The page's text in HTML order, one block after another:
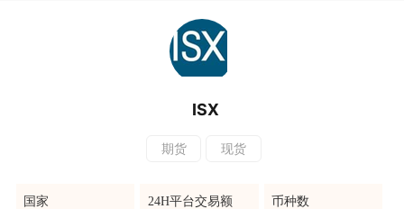
ISX
期货 现货
国家
24H平台交易额
币种数